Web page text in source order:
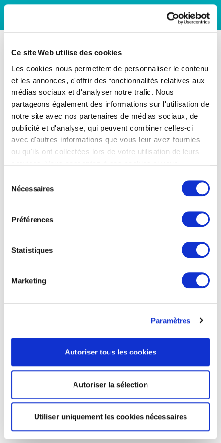
Ce site Web utilise des cookies
Les cookies nous permettent de personnaliser le contenu
et les annonces, d'offrir des fonctionnalités relatives aux
médias sociaux et d'analyser notre trafic. Nous
partageons également des informations sur l'utilisation de
notre site avec nos partenaires de médias sociaux, de
publicité et d'analyse, qui peuvent combiner celles-ci
avec d'autres informations que vous leur avez fournies
ou qu'ils ont collectées lors de votre utilisation de leurs
Nécessaires
Préférences
Statistiques
Marketing
Paramètres
Autoriser tous les cookies
Autoriser la sélection
Utiliser uniquement les cookies nécessaires